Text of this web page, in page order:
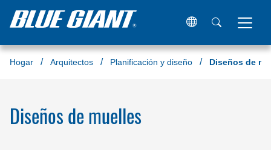
Hogar Arquitectos Planificación y diseño Diseños de
Diseños de muelles